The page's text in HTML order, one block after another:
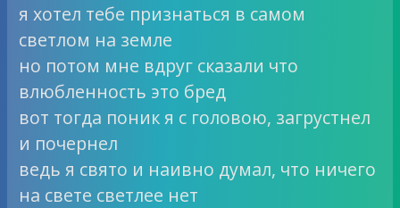
я хотел тебе признаться в самом
светлом на земле
но потом мне вдруг сказали что
влюбленность это бред
вот тогда поник я с головою, загрустнел
и почернел
ведь я свято и наивно думал, что ничего
на свете светлее нет